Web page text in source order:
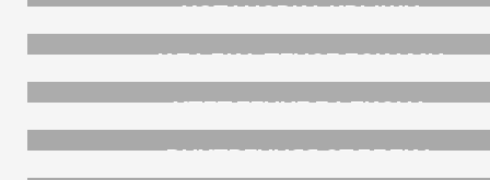
УСТАНОВКА КРЫШИ
КЛАДКА ПЕНОБЛОКАМИ
УТЕПЛЕНИЕ БАЛКОНА
ВНУТРЕННЯЯ ОТДЕЛКА